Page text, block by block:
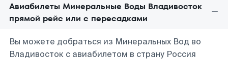
Авиабилеты Минеральные Воды Владивосток
прямой рейс или с пересадками
Вы можете добраться из Минеральных Вод во
Владивосток с авиабилетом в страну Россия